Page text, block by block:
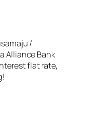
/
Alliance Bank
flat rate,